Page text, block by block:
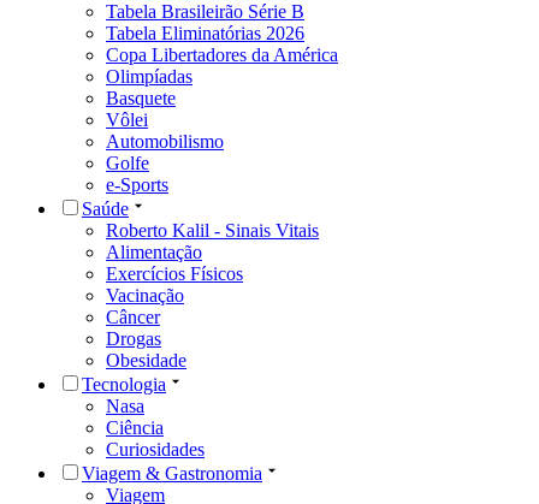
Tabela Brasileirão Série B
Tabela Eliminatórias 2026
Copa Libertadores da América
Olimpíadas
Basquete
Vôlei
Automobilismo
Golfe
e-Sports
Saúde
Roberto Kalil - Sinais Vitais
Alimentação
Exercícios Físicos
Vacinação
Câncer
Drogas
Obesidade
Tecnologia
Nasa
Ciência
Curiosidades
Viagem & Gastronomia
Viagem